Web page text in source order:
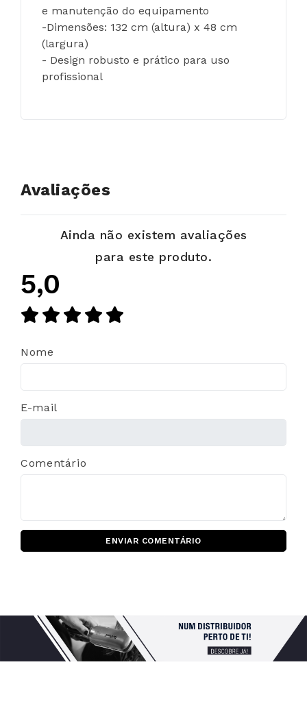
e manutenção do equipamento
-Dimensões: 132 cm (altura) x 48 cm
(largura)
- Design robusto e prático para uso
profissional
Avaliações
Ainda não existem avaliações
para este produto.
5,0
Nome
E-mail
Comentário
ENVIAR COMENTÁRIO